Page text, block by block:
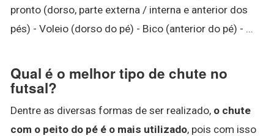
pronto (dorso, parte externa / interna e anterior dos
pés) - Voleio (dorso do pé) - Bico (anterior do pé) - ...
Qual é o melhor tipo de chute no
futsal?
Dentre as diversas formas de ser realizado, o chute
com o peito do pé é o mais utilizado, pois com isso